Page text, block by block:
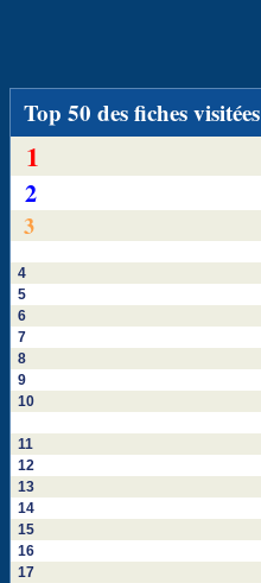
Top 50 des fiches visitées
1
2
3
4
5
6
7
8
9
10
11
12
13
14
15
16
17